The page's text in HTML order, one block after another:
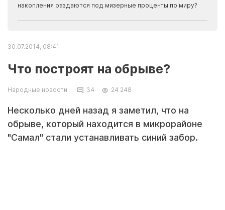
накопления раздаются под мизерные проценты по миру?
30.07.2014, 08:41
Что построят на обрыве?
Народные новости 34 24 248
Несколько дней назад я заметил, что на
обрыве, который находится в микрорайоне
"Самал" стали устанавливать синий забор.